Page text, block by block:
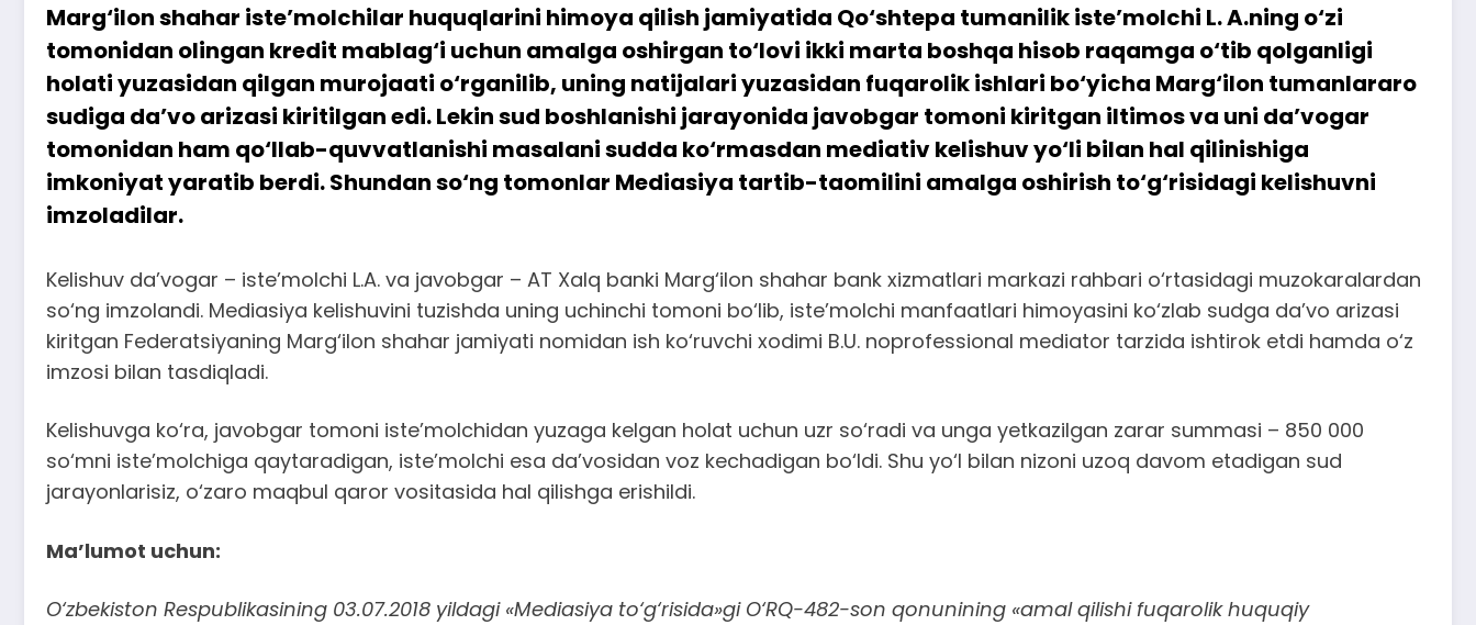
Marg‘ilon shahar iste’molchilar huquqlarini himoya qilish jamiyatida Qo‘shtepa tumanilik iste’molchi L. A.ning o‘zi
tomonidan olingan kredit mablag‘i uchun amalga oshirgan to‘lovi ikki marta boshqa hisob raqamga o‘tib qolganligi
holati yuzasidan qilgan murojaati o‘rganilib, uning natijalari yuzasidan fuqarolik ishlari bo‘yicha Marg‘ilon tumanlararo
sudiga da’vo arizasi kiritilgan edi. Lekin sud boshlanishi jarayonida javobgar tomoni kiritgan iltimos va uni da’vogar
tomonidan ham qo‘llab-quvvatlanishi masalani sudda ko‘rmasdan mediativ kelishuv yo‘li bilan hal qilinishiga
imkoniyat yaratib berdi. Shundan so‘ng tomonlar Mediasiya tartib-taomilini amalga oshirish to‘g‘risidagi kelishuvni
imzoladilar.
Kelishuv da’vogar – iste’molchi L.A. va javobgar – AT Xalq banki Marg‘ilon shahar bank xizmatlari markazi rahbari o‘rtasidagi muzokaralardan
so‘ng imzolandi. Mediasiya kelishuvini tuzishda uning uchinchi tomoni bo‘lib, iste’molchi manfaatlari himoyasini ko‘zlab sudga da’vo arizasi
kiritgan Federatsiyaning Marg‘ilon shahar jamiyati nomidan ish ko‘ruvchi xodimi B.U. noprofessional mediator tarzida ishtirok etdi hamda o‘z
imzosi bilan tasdiqladi.
Kelishuvga ko‘ra, javobgar tomoni iste’molchidan yuzaga kelgan holat uchun uzr so‘radi va unga yetkazilgan zarar summasi – 850 000
so‘mni iste’molchiga qaytaradigan, iste’molchi esa da’vosidan voz kechadigan bo‘ldi. Shu yo‘l bilan nizoni uzoq davom etadigan sud
jarayonlarisiz, o‘zaro maqbul qaror vositasida hal qilishga erishildi.
Ma’lumot uchun:
O‘zbekiston Respublikasining 03.07.2018 yildagi «Mediasiya to‘g‘risida»gi O‘RQ-482-son qonunining «amal qilishi fuqarolik huquqiy